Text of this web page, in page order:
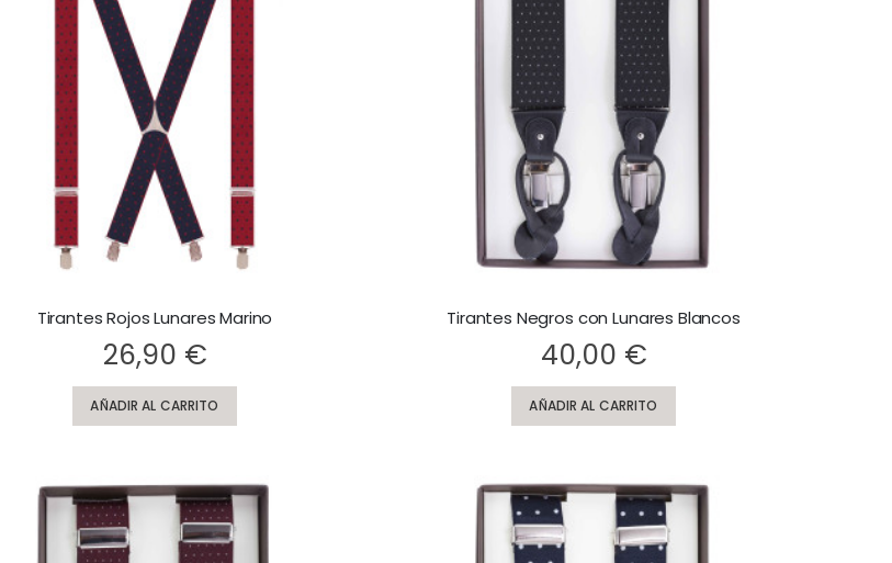
Tirantes Rojos Lunares Marino
26,90 €
AÑADIR AL CARRITO
Tirantes Negros con Lunares Blancos
40,00 €
AÑADIR AL CARRITO